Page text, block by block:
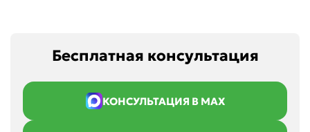
Бесплатная консультация
КОНСУЛЬТАЦИЯ В MAX